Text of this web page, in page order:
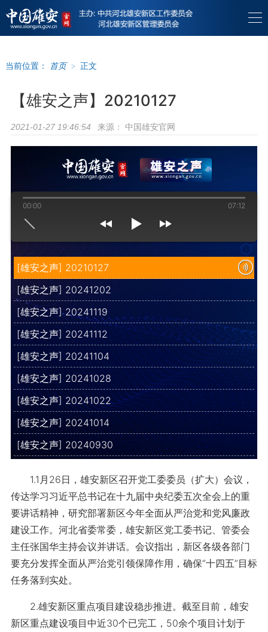
当前位置： 首页 > 正文
【雄安之声】20210127
2021-01-27 19:46:54 来源： 中国雄安官网
[雄安之声] 20210127
[雄安之声] 20241202
[雄安之声] 20241119
[雄安之声] 20241112
[雄安之声] 20241104
[雄安之声] 20241028
[雄安之声] 20241022
[雄安之声] 20241014
[雄安之声] 20240930
00:00 07:12
1.1月26日，雄安新区召开党工委委员（扩大）会议，
传达学习习近平总书记在十九届中央纪委五次全会上的重
要讲话精神，研究部署新区今年全面从严治党和党风廉政
建设工作。河北省委常委，雄安新区党工委书记、管委会
主任张国华主持会议并讲话。会议指出，新区各级各部门
要充分发挥全面从严治党引领保障作用，确保“十四五”目标
任务落到实处。
2.雄安新区重点项目建设稳步推进。截至目前，雄安
新区重点建设项目中近30个已完工，50余个项目计划于